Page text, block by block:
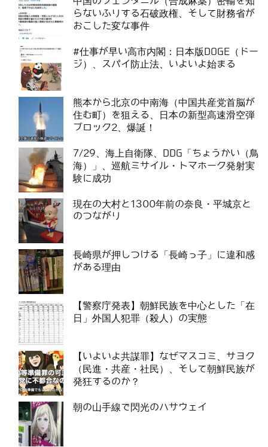
らないふりする石破政権、そして財務省が
おこした変な事件
#仕事が早い高市内閣：日本版DOGE（ドー
ジ）、スパイ防止法、いよいよ始まる
熊本から北京の中南海（中国共産党首脳が
住む町）を狙える、日本の新型高速滑空弾
ブロック2、爆誕！
7/29、海上自衛隊、DDG「ちょうかい（鳥
海）」、巡航ミサイル・トマホーク発射実
験に成功
現在の大村と1300年前の奈良・平城京と
のつながり
長崎県が押しつける「長崎っ子」に違和感
がある理由
【警察庁発表】朝鮮民族を中心とした「在
日」外国人犯罪（殺人）の実態
【いよいよ共謀罪】なぜマスコミ、サヨク
（民進・共産・社民）、そして朝鮮民族が
発狂するのか？
朝の山手線で閃光のハサウェイ